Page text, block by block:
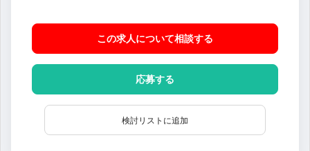
この求人について相談する
応募する
検討リストに追加